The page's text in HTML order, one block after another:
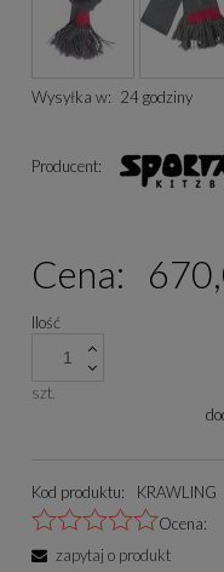
Wysyłka w: 24 godziny
Producent:
Cena:
Ilość
szt.
Kod produktu:
KRAWLING
Ocena:
zapytaj o produkt